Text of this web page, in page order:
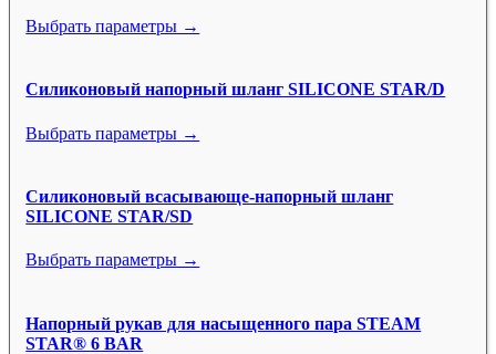
Выбрать параметры →
Силиконовый напорный шланг SILICONE STAR/D
Выбрать параметры →
Силиконовый всасывающе-напорный шланг
SILICONE STAR/SD
Выбрать параметры →
Напорный рукав для насыщенного пара STEAM
STAR® 6 BAR